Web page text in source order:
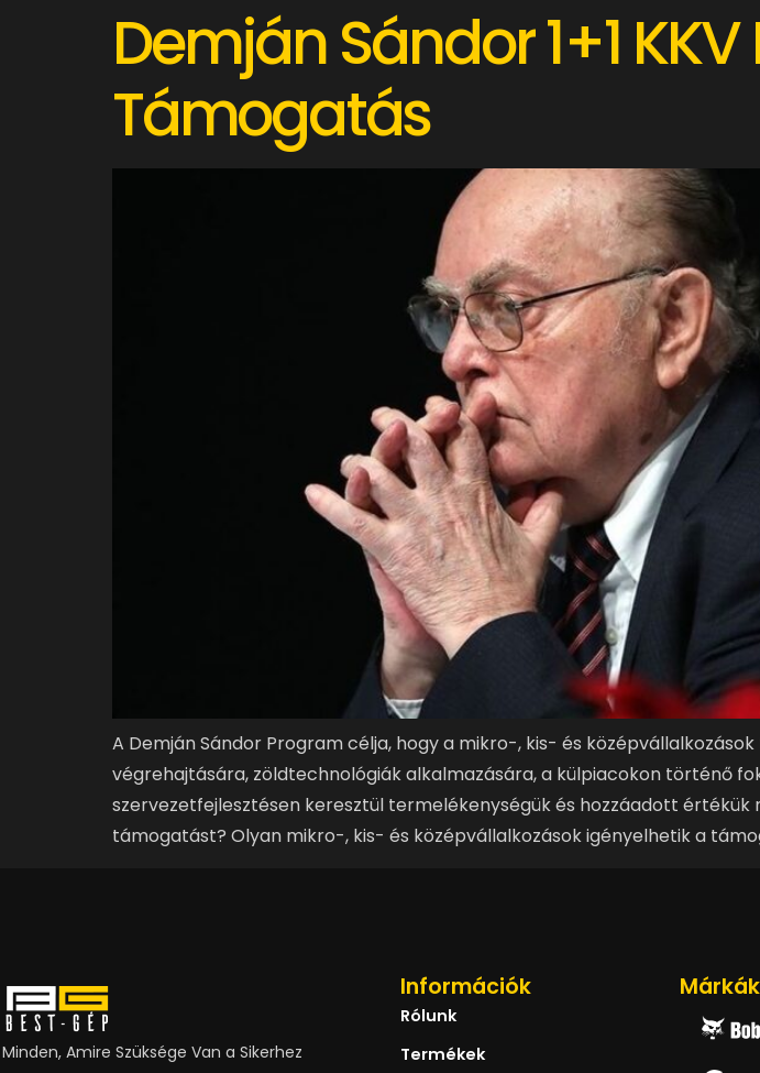
Demján Sándor 1+1
Támogatás
A Demján Sándor Program célja, hogy a mikro-, kis- és
végrehajtására, zöldtechnológiák alkalmazására, a külpiacokon történő
szervezetfejlesztésen keresztül termelékenységük és hozzáadott
támogatást? Olyan mikro-, kis- és középvállalkozások igényelhetik a
Minden, Amire Szüksége Van a Sikerhez
Információk
Rólunk
Termékek
Márkák